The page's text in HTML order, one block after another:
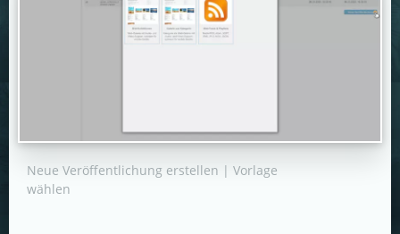
Neue Veröffentlichung erstellen | Vorlage
wählen